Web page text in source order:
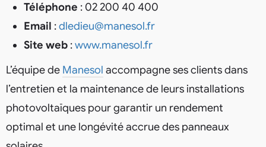
Téléphone : 02 200 40 400
Email :dledieu@manesol.fr
Site web :www.manesol.fr
L’équipe de Manesol accompagne ses clients dans
l’entretien et la maintenance de leurs installations
photovoltaïques pour garantir un rendement
optimal et une longévité accrue des panneaux